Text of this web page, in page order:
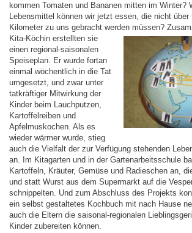
kommen Tomaten und Bananen mitten im Winter?
Lebensmittel können wir jetzt essen, die nicht über
Kilometer zu uns gebracht werden müssen?
Kita-Köchin erstellten sie
einen regional-saisonalen
Speiseplan. Er wurde fortan
einmal wöchentlich in die Tat
umgesetzt, und zwar unter
tatkräftiger Mitwirkung der
Kinder beim Lauchputzen,
Kartoffelreiben und
Apfelmuskochen. Als es
wieder wärmer wurde, stieg
auch die Vielfalt der zur Verfügung stehenden
an. Im Kitagarten und in der Gartenarbeitsschule
Kartoffeln, Kräuter, Gemüse und Radieschen an,
und statt Wurst aus dem Supermarkt auf die
schnippelten. Und zum Abschluss des Projekts
ein selbst gestaltetes Kochbuch mit nach Hause
auch die Eltern die saisonal-regionalen
Kinder zubereiten können.